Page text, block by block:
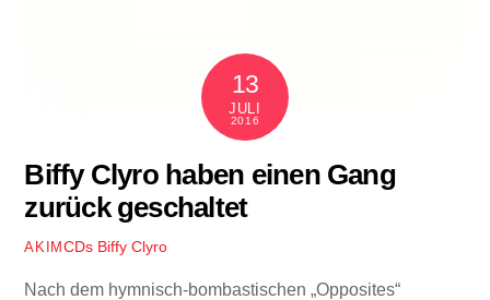
13
JULI
2016
Biffy Clyro haben einen Gang
zurück geschaltet
AKIM CDs Biffy Clyro
Nach dem hymnisch-bombastischen „Opposites“